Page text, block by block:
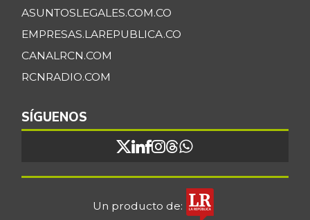
ASUNTOSLEGALES.COM.CO
EMPRESAS.LAREPUBLICA.CO
CANALRCN.COM
RCNRADIO.COM
SÍGUENOS
Un producto de: